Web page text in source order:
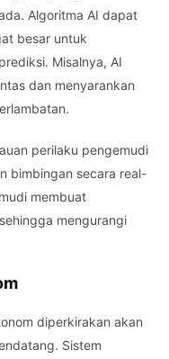
Algoritma AI dapat
besar untuk
Misalnya, AI
dan menyarankan
perilaku pengemudi
bimbingan secara real-
membuat
mengurangi
diperkirakan akan
Sistem